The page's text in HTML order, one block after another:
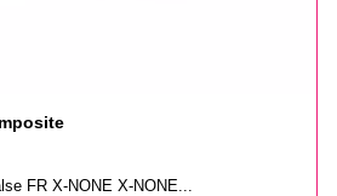
FR X-NONE X-NONE...